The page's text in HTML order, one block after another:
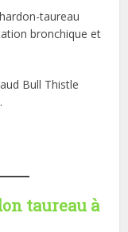
taureau
bronchique et
Bull Thistle
taureau à